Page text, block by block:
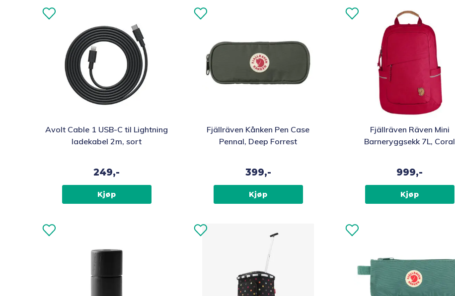
Avolt Cable 1 USB-C til Lightning
ladekabel 2m, sort
249,-
Kjøp
Fjällräven Kånken Pen Case
Pennal, Deep Forrest
399,-
Kjøp
Fjällräven Räven Mini
Barneryggsekk 7L, Coral
999,-
Kjøp